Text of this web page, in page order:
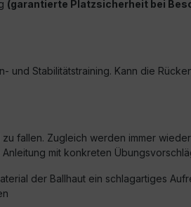
(garantierte Platzsicherheit bei
Stabilitätstraining. Kann die
fallen. Zugleich werden immer
mit konkreten
der Ballhaut ein schlagartiges